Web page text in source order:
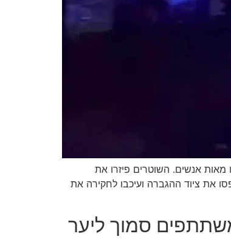
אנשים. השוטרים פיזרו את
את ציוד ההגברה ועיכבו לחקירה את
סמוך ליער